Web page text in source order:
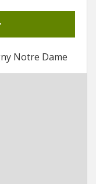
Notre Dame